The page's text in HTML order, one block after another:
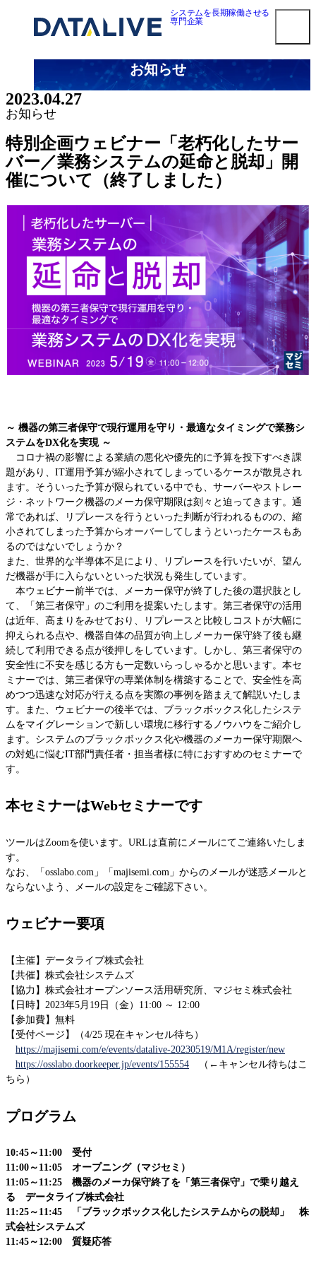
プ
システムを長期稼働させる
専門企業
smart3pm ログイン
対応メーカー
Dell EMC 第三者保守
HPE 第三者保守
NetApp 第三者保守
Oracle第三者保守
Cisco 第三者保守
F5 BIG-IP 第三者保守
Brocade 第三者保守
Juniper 第三者保守
NEC 第三者保守
Fujitsu 第三者保守
Hitachi 第三者保守
IBM Lenovo 第三者保守
EOSL/EOL検索
EMC
HPEスイッチ
HPEサーバー
Oracleサーバー
Ciscoルータ
Cisco Catalyst
Ciscoワイヤレス
Ciscoファイアウォール
Cisco UCSサーバー
Juniper EX・QFX
Juniper MX,ERXルータ
Juniper SRX・SSG
Allied Telesis、YAMAHA、Fortinet
Fujitsu
IBM Lenovoサーバー
NEC
Hitachi
サービス
第三者保守
データセンター撤去/買取
データライブの保守品質
導入事例
セキュアIT機器適正処分(ITAD)
データライブの考えるセキュリティ
会社概要
事業内容
ニュース
第三者保守という⾔葉について
代表メッセージ
お問い合わせ
その他ご相談
新卒採用
お知らせ
2023.04.27
お知らせ
特別企画ウェビナー「老朽化したサー
バー／業務システムの延命と脱却」開
催について（終了しました）
～ 機器の第三者保守で現行運用を守り・最適なタイミングで業務シ
ステムをDX化を実現 ～
コロナ禍の影響による業績の悪化や優先的に予算を投下すべき課
題があり、IT運用予算が縮小されてしまっているケースが散見され
ます。そういった予算が限られている中でも、サーバーやストレー
ジ・ネットワーク機器のメーカ保守期限は刻々と迫ってきます。通
常であれば、リプレースを行うといった判断が行われるものの、縮
小されてしまった予算からオーバーしてしまうといったケースもあ
るのではないでしょうか？
また、世界的な半導体不足により、リプレースを行いたいが、望ん
だ機器が手に入らないといった状況も発生しています。
本ウェビナー前半では、メーカー保守が終了した後の選択肢とし
て、「第三者保守」のご利用を提案いたします。第三者保守の活用
は近年、高まりをみせており、リプレースと比較しコストが大幅に
抑えられる点や、機器自体の品質が向上しメーカー保守終了後も継
続して利用できる点が後押しをしています。しかし、第三者保守の
安全性に不安を感じる方も一定数いらっしゃるかと思います。本セ
ミナーでは、第三者保守の専業体制を構築することで、安全性を高
めつつ迅速な対応が行える点を実際の事例を踏まえて解説いたしま
す。また、ウェビナーの後半では、ブラックボックス化したシステ
ムをマイグレーションで新しい環境に移行するノウハウをご紹介し
ます。システムのブラックボックス化や機器のメーカー保守期限へ
の対処に悩むIT部門責任者・担当者様に特におすすめのセミナーで
す。
本セミナーはWebセミナーです
ツールはZoomを使います。URLは直前にメールにてご連絡いたしま
す。
なお、「osslabo.com」「majisemi.com」からのメールが迷惑メールと
ならないよう、メールの設定をご確認下さい。
ウェビナー要項
【主催】データライブ株式会社
【共催】株式会社システムズ
【協力】株式会社オープンソース活用研究所、マジセミ株式会社
【日時】2023年5月19日（金）11:00 ～ 12:00
【参加費】無料
【受付ページ】（4/25 現在キャンセル待ち）
https://majisemi.com/e/events/datalive-20230519/M1A/register/new
https://osslabo.doorkeeper.jp/events/155554 （←キャンセル待ちはこ
ちら）
プログラム
10:45～11:00 受付
11:00～11:05 オープニング（マジセミ）
11:05～11:25 機器のメーカ保守終了を「第三者保守」で乗り越え
る データライブ株式会社
11:25～11:45 「ブラックボックス化したシステムからの脱却」 株
式会社システムズ
11:45～12:00 質疑応答